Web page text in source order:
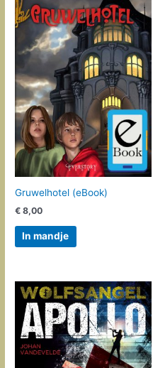
Gruwelhotel (eBook)
€ 8,00
In mandje